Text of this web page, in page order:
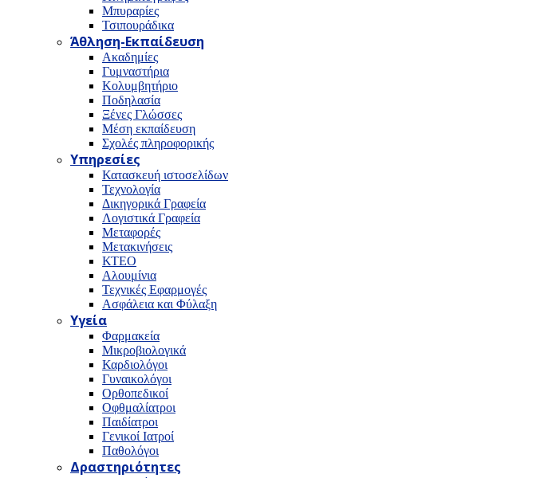
Μπυραρίες
Τσιπουράδικα
Άθληση-Εκπαίδευση
Ακαδημίες
Γυμναστήρια
Κολυμβητήριο
Ποδηλασία
Ξένες Γλώσσες
Μέση εκπαίδευση
Σχολές πληροφορικής
Υπηρεσίες
Κατασκευή ιστοσελίδων
Τεχνολογία
Δικηγορικά Γραφεία
Λογιστικά Γραφεία
Μεταφορές
Μετακινήσεις
ΚΤΕΟ
Αλουμίνια
Τεχνικές Εφαρμογές
Ασφάλεια και Φύλαξη
Υγεία
Φαρμακεία
Μικροβιολογικά
Καρδιολόγοι
Γυναικολόγοι
Ορθοπεδικοί
Οφθμαλίατροι
Παιδίατροι
Γενικοί Ιατροί
Παθολόγοι
Δραστηριότητες